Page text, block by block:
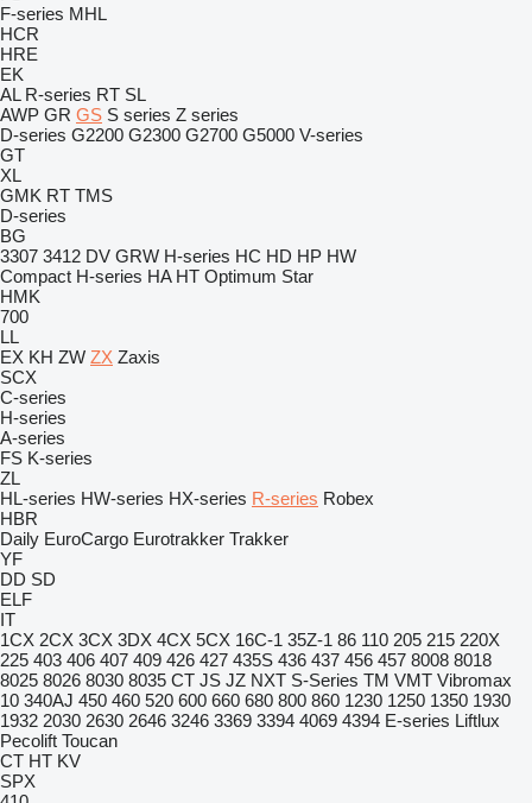
F-series MHL
HCR
HRE
EK
AL R-series RT SL
AWP GR GS S series Z series
D-series G2200 G2300 G2700 G5000 V-series
GT
XL
GMK RT TMS
D-series
BG
3307 3412 DV GRW H-series HC HD HP HW
Compact H-series HA HT Optimum Star
HMK
700
LL
EX KH ZW ZX Zaxis
SCX
C-series
H-series
A-series
FS K-series
ZL
HL-series HW-series HX-series R-series Robex
HBR
Daily EuroCargo Eurotrakker Trakker
YF
DD SD
ELF
IT
1CX 2CX 3CX 3DX 4CX 5CX 16C-1 35Z-1 86 110 205 215 220X
225 403 406 407 409 426 427 435S 436 437 456 457 8008 8018
8025 8026 8030 8035 CT JS JZ NXT S-Series TM VMT Vibromax
10 340AJ 450 460 520 600 660 680 800 860 1230 1250 1350 1930
1932 2030 2630 2646 3246 3369 3394 4069 4394 E-series Liftlux
Pecolift Toucan
CT HT KV
SPX